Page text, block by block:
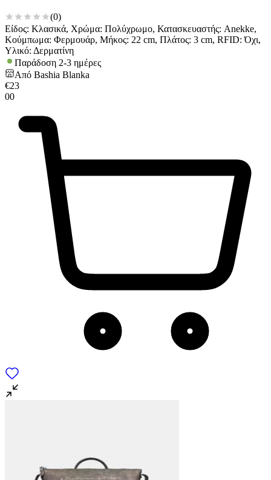
(0)
Είδος: Κλασικά, Χρώμα: Πολύχρωμο, Κατασκευαστής: Anekke,
Κούμπωμα: Φερμουάρ, Μήκος: 22 cm, Πλάτος: 3 cm, RFID: Όχι,
Υλικό: Δερματίνη
Παράδοση 2-3 ημέρες
Από Bashia Blanka
€23
00